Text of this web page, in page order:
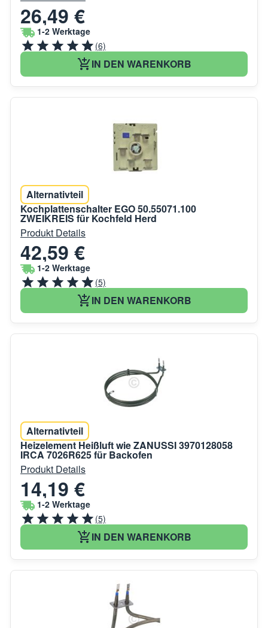
26,49 €
1-2 Werktage
(6)
IN DEN WARENKORB
Alternativteil
Kochplattenschalter EGO 50.55071.100
ZWEIKREIS für Kochfeld Herd
Produkt Details
42,59 €
1-2 Werktage
(5)
IN DEN WARENKORB
Alternativteil
Heizelement Heißluft wie ZANUSSI 3970128058
IRCA 7026R625 für Backofen
Produkt Details
14,19 €
1-2 Werktage
(5)
IN DEN WARENKORB